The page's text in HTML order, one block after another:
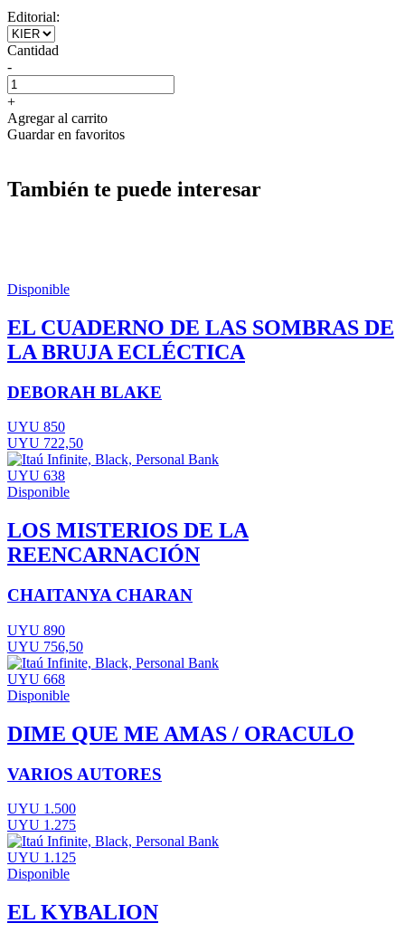
Editorial:
Cantidad
-
+
Agregar al carrito
Guardar en favoritos
También te puede interesar
Disponible
EL CUADERNO DE LAS SOMBRAS DE
LA BRUJA ECLÉCTICA
DEBORAH BLAKE
UYU 850
UYU 722,50
UYU 638
Disponible
LOS MISTERIOS DE LA
REENCARNACIÓN
CHAITANYA CHARAN
UYU 890
UYU 756,50
UYU 668
Disponible
DIME QUE ME AMAS / ORACULO
VARIOS AUTORES
UYU 1.500
UYU 1.275
UYU 1.125
Disponible
EL KYBALION